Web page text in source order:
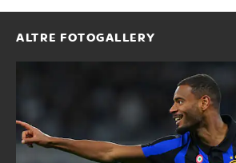
ALTRE FOTOGALLERY